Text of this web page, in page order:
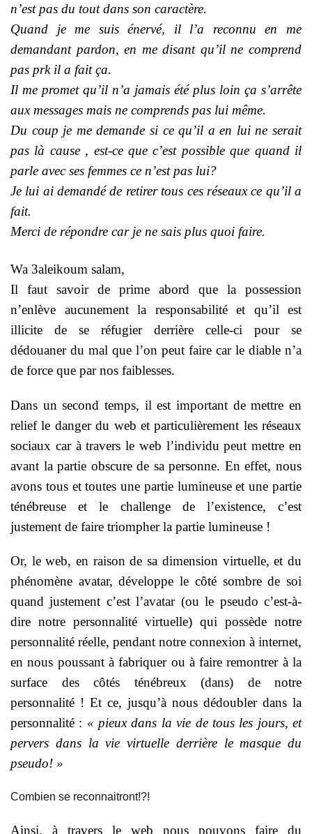
n’est pas du tout dans son caractère.
Quand je me suis énervé, il l’a reconnu en me
demandant pardon, en me disant qu’il ne comprend
pas prk il a fait ça.
Il me promet qu’il n’a jamais été plus loin ça s’arrête
aux messages mais ne comprends pas lui même.
Du coup je me demande si ce qu’il a en lui ne serait
pas là cause , est-ce que c’est possible que quand il
parle avec ses femmes ce n’est pas lui?
Je lui ai demandé de retirer tous ces réseaux ce qu’il a
fait.
Merci de répondre car je ne sais plus quoi faire.
Wa 3aleikoum salam,
Il faut savoir de prime abord que la possession
n’enlève aucunement la responsabilité et qu’il est
illicite de se réfugier derrière celle-ci pour se
dédouaner du mal que l’on peut faire car le diable n’a
de force que par nos faiblesses.
Dans un second temps, il est important de mettre en
relief le danger du web et particulièrement les réseaux
sociaux car à travers le web l’individu peut mettre en
avant la partie obscure de sa personne. En effet, nous
avons tous et toutes une partie lumineuse et une partie
ténébreuse et le challenge de l’existence, c’est
justement de faire triompher la partie lumineuse !
Or, le web, en raison de sa dimension virtuelle, et du
phénomène avatar, développe le côté sombre de soi
quand justement c’est l’avatar (ou le pseudo c’est-à-
dire notre personnalité virtuelle) qui possède notre
personnalité réelle, pendant notre connexion à internet,
en nous poussant à fabriquer ou à faire remontrer à la
surface des côtés ténébreux (dans) de notre
personnalité ! Et ce, jusqu’à nous dédoubler dans la
personnalité : « pieux dans la vie de tous les jours, et
pervers dans la vie virtuelle derrière le masque du
pseudo! »
Combien se reconnaitront!?!
Ainsi, à travers le web nous pouvons faire du